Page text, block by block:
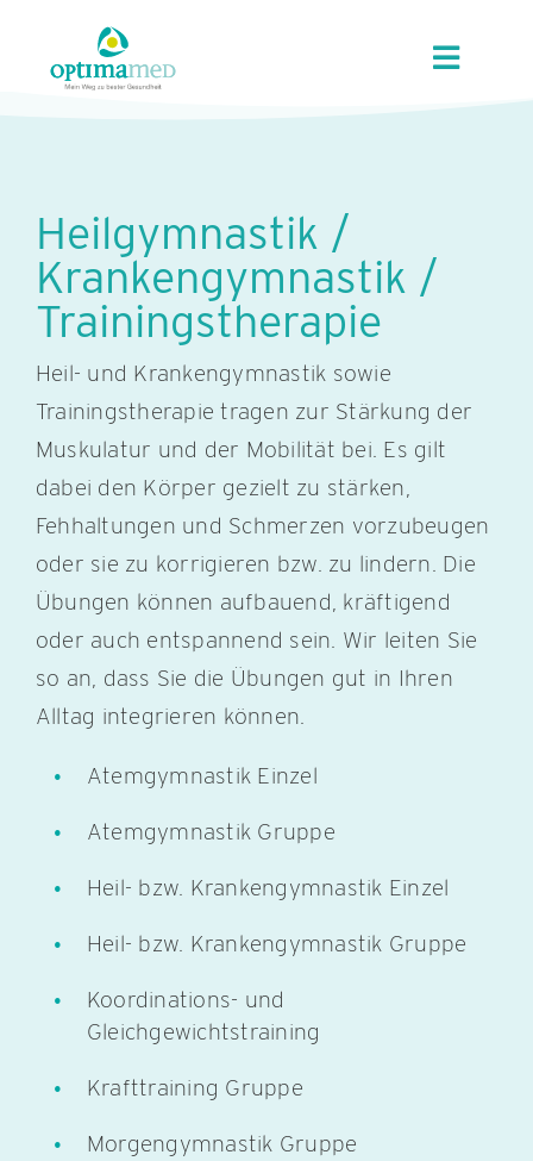
content
Toggle
ANGEBOTE
REGION
KUR/GVA
KARRIERE
KONTAKT
Heilgymnastik /
Krankengymnastik /
Trainingstherapie
Heil- und Krankengymnastik sowie
Trainingstherapie tragen zur Stärkung der
Muskulatur und der Mobilität bei. Es gilt
dabei den Körper gezielt zu stärken,
Fehhaltungen und Schmerzen vorzubeugen
oder sie zu korrigieren bzw. zu lindern. Die
Übungen können aufbauend, kräftigend
oder auch entspannend sein. Wir leiten Sie
so an, dass Sie die Übungen gut in Ihren
Alltag integrieren können.
Atemgymnastik Einzel
Atemgymnastik Gruppe
Heil- bzw. Krankengymnastik Einzel
Heil- bzw. Krankengymnastik Gruppe
Koordinations- und
Gleichgewichtstraining
Krafttraining Gruppe
Morgengymnastik Gruppe